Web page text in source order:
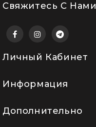
Свяжитесь С Нами
Личный Кабинет
Информация
Дополнительно